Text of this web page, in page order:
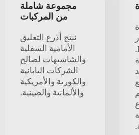
IATF16949-2016.
مجموعة شاملة
من المركبات
ننتج أذرع التعليق
الأمامية السفلية
والشاسيهات لصالح
الشركات اليابانية
والكورية والأمريكية
والألمانية والصينية.